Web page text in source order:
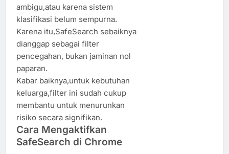
ambigu,atau karena sistem
klasifikasi belum sempurna.
Karena itu,SafeSearch sebaiknya
dianggap sebagai filter
pencegahan, bukan jaminan nol
paparan.
Kabar baiknya,untuk kebutuhan
keluarga,filter ini sudah cukup
membantu untuk menurunkan
risiko secara signifikan.
Cara Mengaktifkan
SafeSearch di Chrome